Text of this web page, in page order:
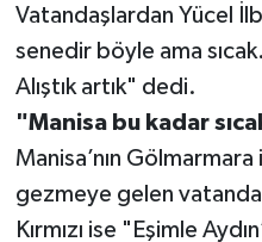
Vatandaşlardan Yücel
senedir böyle ama
Alıştık artık" dedi.
"Manisa bu kadar
Manisa’nın Gölmarmara
gezmeye gelen
Kırmızı ise "Eşimle